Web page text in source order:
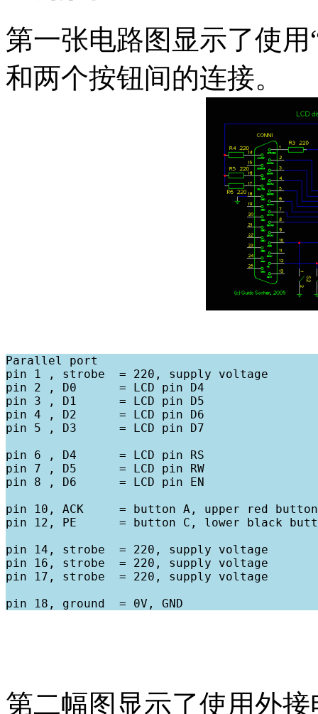
第一张电路图显示了使
和两个按钮间的连接。
Parallel port
pin 1 , strobe  = 220, supply voltage
pin 2 , D0      = LCD pin D4
pin 3 , D1      = LCD pin D5
pin 4 , D2      = LCD pin D6
pin 5 , D3      = LCD pin D7
pin 6 , D4      = LCD pin RS
pin 7 , D5      = LCD pin RW
pin 8 , D6      = LCD pin EN
pin 10, ACK     = button A, upper red button
pin 12, PE      = button C, lower black
pin 14, strobe  = 220, supply voltage
pin 16, strobe  = 220, supply voltage
pin 17, strobe  = 220, supply voltage
第二幅图显示了使用外